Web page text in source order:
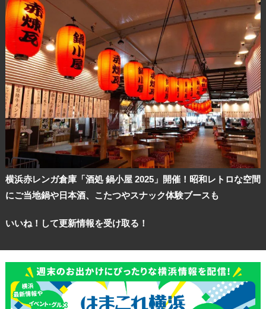
横浜赤レンガ倉庫「酒処 鍋小屋 2025」開催！昭和レトロな空間
にご当地鍋や日本酒、こたつやスナック体験ブースも
いいね！して更新情報を受け取る！